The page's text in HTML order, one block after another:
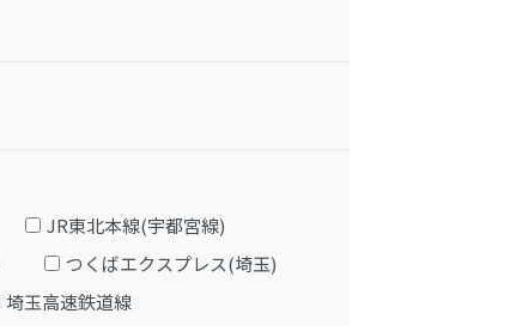
JR東北本線(宇都宮線)
つくばエクスプレス(埼玉)
埼玉高速鉄道線